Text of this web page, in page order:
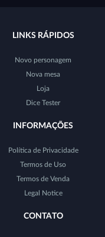
LINKS RÁPIDOS
Novo personagem
Nova mesa
Loja
Dice Tester
INFORMAÇÕES
Política de Privacidade
Termos de Uso
Termos de Venda
Legal Notice
CONTATO